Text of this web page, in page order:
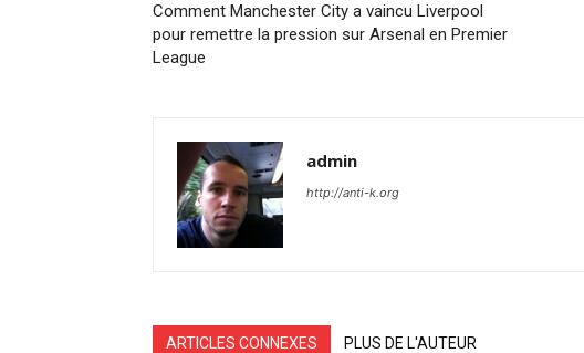
Comment Manchester City a vaincu Liverpool
pour remettre la pression sur Arsenal en Premier
League
admin
http://anti-k.org
ARTICLES CONNEXES PLUS DE L'AUTEUR